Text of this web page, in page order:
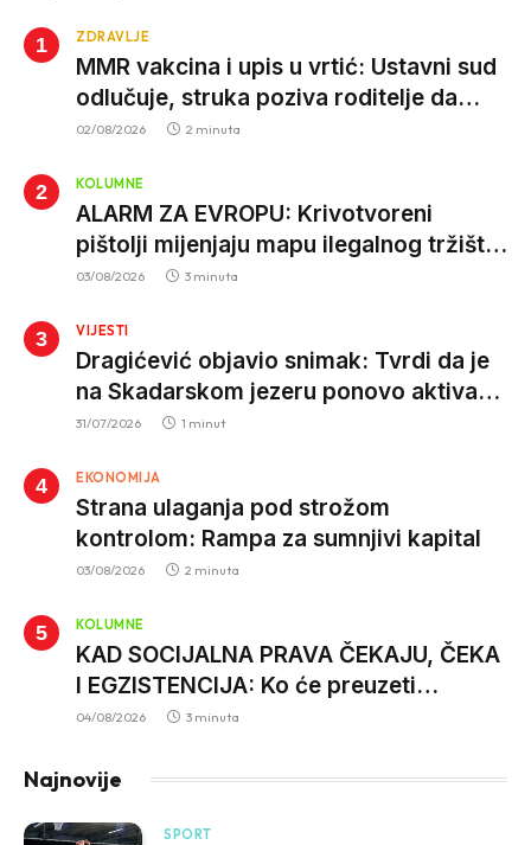
ZDRAVLJE
MMR vakcina i upis u vrtić: Ustavni sud
odlučuje, struka poziva roditelje da
vjeruju nauci
02/08/2026 2 minuta
KOLUMNE
ALARM ZA EVROPU: Krivotvoreni
pištolji mijenjaju mapu ilegalnog tržišta,
istrage ukazuju na proizvodnju van EU
03/08/2026 3 minuta
VIJESTI
Dragićević objavio snimak: Tvrdi da je
na Skadarskom jezeru ponovo aktivan
krivolov strujom
31/07/2026 1 minut
EKONOMIJA
Strana ulaganja pod strožom
kontrolom: Rampa za sumnjivi kapital
03/08/2026 2 minuta
KOLUMNE
KAD SOCIJALNA PRAVA ČEKAJU, ČEKA
I EGZISTENCIJA: Ko će preuzeti
odgovornost za hiljade neriješenih
04/08/2026 3 minuta
Najnovije
SPORT